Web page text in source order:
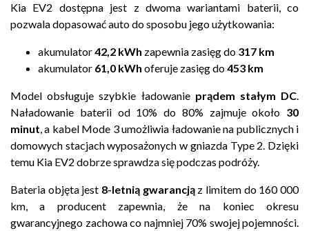
Kia EV2 dostępna jest z dwoma wariantami baterii, co
pozwala dopasować auto do sposobu jego użytkowania:
akumulator42,2 kWh zapewnia zasięg do 317 km
akumulator 61,0 kWh oferuje zasięg do453 km
Model obsługuje szybkie ładowanie prądem stałym DC.
Naładowanie baterii od 10% do 80% zajmuje około 30
minut, a kabel Mode 3 umożliwia ładowanie na publicznych i
domowych stacjach wyposażonych w gniazda Type 2. Dzięki
temu Kia EV2 dobrze sprawdza się podczas podróży.
Bateria objęta jest 8-letnią gwarancjąz limitem do 160 000
km, a producent zapewnia, że na koniec okresu
gwarancyjnego zachowa co najmniej 70% swojej pojemności.